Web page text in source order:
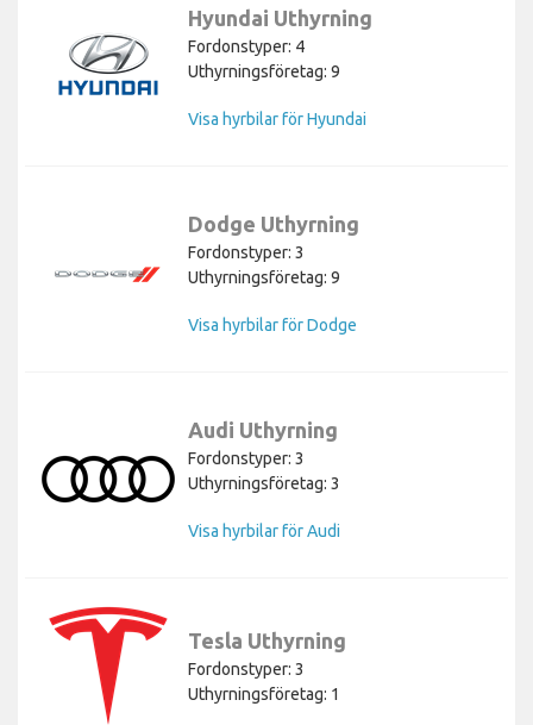
Hyundai Uthyrning
Fordonstyper: 4
Uthyrningsföretag: 9
Visa hyrbilar för Hyundai
Dodge Uthyrning
Fordonstyper: 3
Uthyrningsföretag: 9
Visa hyrbilar för Dodge
Audi Uthyrning
Fordonstyper: 3
Uthyrningsföretag: 3
Visa hyrbilar för Audi
Tesla Uthyrning
Fordonstyper: 3
Uthyrningsföretag: 1